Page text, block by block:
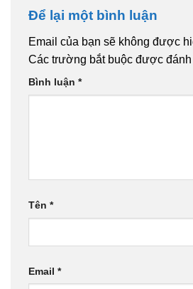
Để lại một bình luận
Email của bạn sẽ không được
Các trường bắt buộc được đánh
Bình luận *
Tên *
Email *